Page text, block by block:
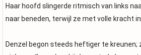
Haar hoofd slingerde ritmisch van links
naar beneden, terwijl ze met volle kracht
Denzel begon steeds heftiger te kreunen;